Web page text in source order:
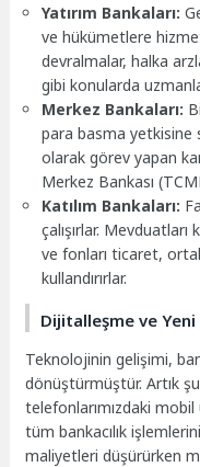
Yatırım Bankaları:
ve hükümetlere
devralmalar, halka
gibi konularda
Merkez Bankaları:
para basma yetkisine
olarak görev yapan
Merkez Bankası
Katılım Bankaları:
çalışırlar.
ve fonları ticaret,
kullandırırlar.
Dijitalleşme ve Yeni
Teknolojinin gelişimi,
dönüştürmüştür. Artık
telefonlarımızdaki mobil
tüm bankacılık
maliyetleri düşürürken